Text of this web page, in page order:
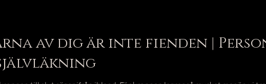
av dig är inte fienden |